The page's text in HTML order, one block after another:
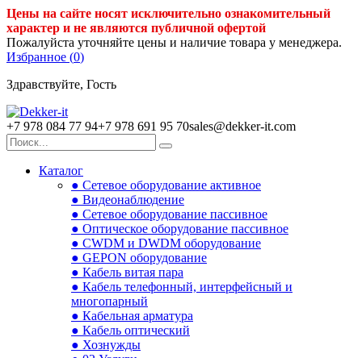
Цены на сайте носят исключительно ознакомительный
характер и не являются публичной офертой
Пожалуйста уточняйте цены и наличие товара у менеджера.
Избранное (0)
Здравствуйте, Гость
+7 978 084 77 94+7 978 691 95 70sales@dekker-it.com
Каталог
● Сетевое оборудование активное
● Видеонаблюдение
● Сетевое оборудование пассивное
● Оптическое оборудование пассивное
● CWDM и DWDM оборудование
● GEPON оборудование
● Кабель витая пара
● Кабель телефонный, интерфейсный и
многопарный
● Кабельная арматура
● Кабель оптический
● Хознужды